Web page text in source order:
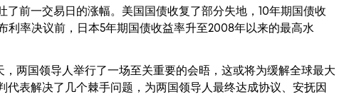
前一交易日的涨幅。美国国债收复了部分失地，10年期国债收
利率决议前，日本5年期国债收益率升至2008年以来的最高水
两国领导人举行了一场至关重要的会晤，这或将为缓解全球最大
表解决了几个棘手问题，为两国领导人最终达成协议、安抚因